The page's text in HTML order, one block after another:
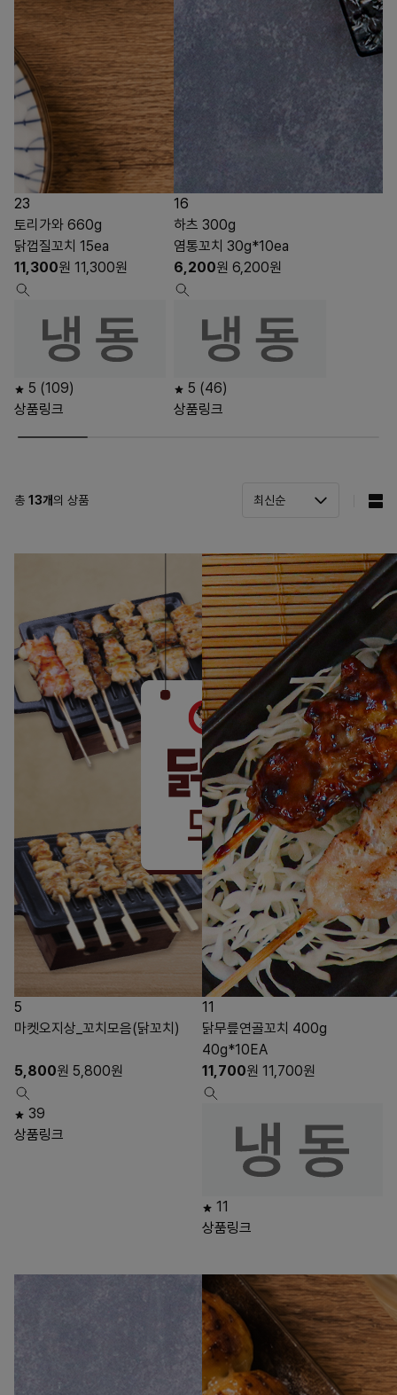
23
토리가와 660g
닭껍질꼬치 15ea
11,300원 11,300원
5 (109)
상품링크
16
하츠 300g
염통꼬치 30g*10ea
6,200원 6,200원
5 (46)
상품링크
총 13개의 상품
5
마켓오지상_꼬치모음(닭꼬치)
5,800원 5,800원
39
상품링크
11
닭무릎연골꼬치 400g
40g*10EA
11,700원 11,700원
11
상품링크